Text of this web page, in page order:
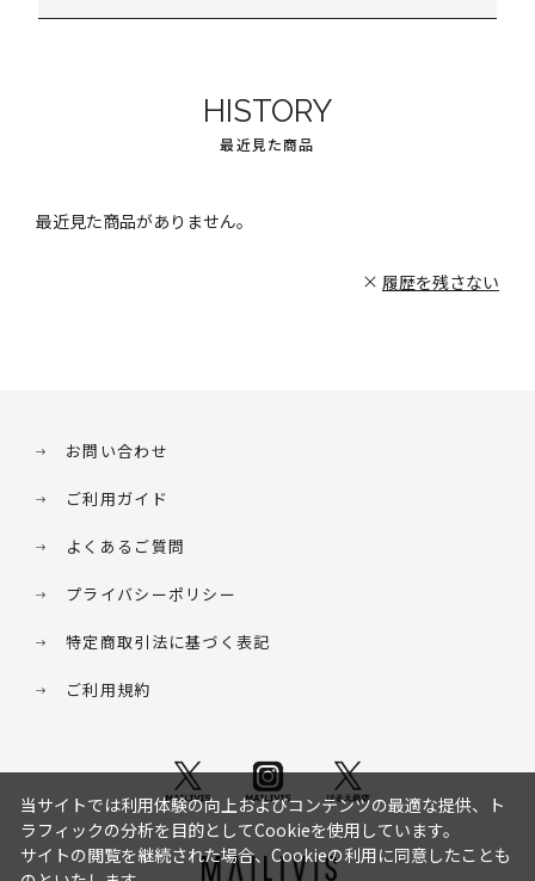
HISTORY
最近見た商品
最近見た商品がありません。
履歴を残さない
お問い合わせ
ご利用ガイド
よくあるご質問
プライバシーポリシー
特定商取引法に基づく表記
ご利用規約
当サイトでは利用体験の向上およびコンテンツの最適な提供、ト
ラフィックの分析を目的としてCookieを使用しています。
サイトの閲覧を継続された場合、Cookieの利用に同意したことも